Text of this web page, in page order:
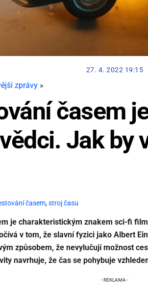
27. 4. 2022 19:15
zprávy »
časem
Jak by
časem,stroj času
je charakteristickým znakem sci-fi
v tom, že slavní fyzici jako Albert
způsobem, že nevylučují možnost
navrhuje, že čas se pohybuje